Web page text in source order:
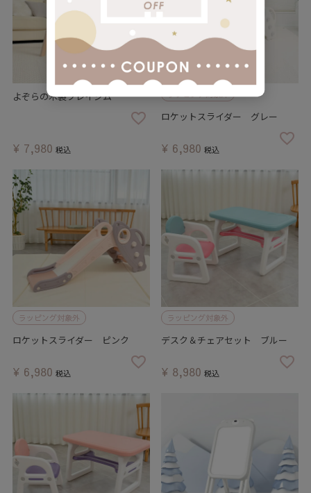
よぞらの木製プレイジム
¥ 7,980 税込
ロケットスライダー グレー
¥ 6,980 税込
ラッピング対象外
ロケットスライダー ピンク
¥ 6,980 税込
ラッピング対象外
デスク＆チェアセット ブルー
¥ 8,980 税込